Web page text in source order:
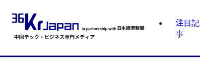
注目記
事